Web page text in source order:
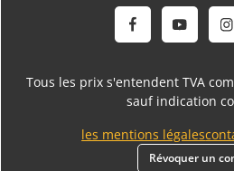
Tous les prix s'entendent TVA
sauf indication
les mentions légales
Révoquer un